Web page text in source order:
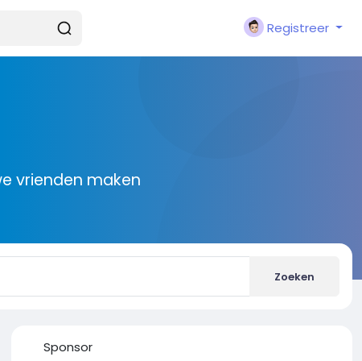
Registreer
vrienden maken
Zoeken
Sponsor